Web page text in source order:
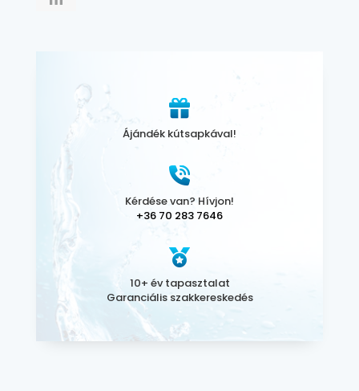
Ájándék kútsapkával!
Kérdése van? Hívjon!
+36 70 283 7646
10+ év tapasztalat
Garanciális szakkereskedés